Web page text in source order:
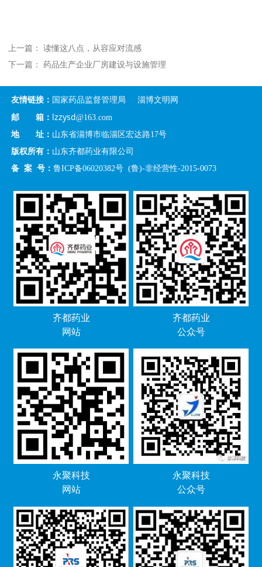
上一篇： 读懂这八点，从容应对流感
下一篇： 药品生产企业厂房建设与设施管理
友情链接： 国家药品监督管理局
淄博文明网
邮 箱： lzzysd@163.com
地 址： 山东省淄博市临淄区宏达路17号
版权所有： 山东齐都药业有限公司
备 案 号： 鲁ICP备06020382号 (鲁)-非经营性-2015-0073
齐都药业
网站
齐都药业
公众号
永聚科技
网站
永聚科技
公众号